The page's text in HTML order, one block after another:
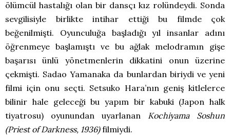
ölümcül hastalığı olan bir dansçı kız rolündeydi. Sonda
sevgilisiyle birlikte intihar ettiği bu filmde çok
beğenilmişti. Oyunculuğa başladığı yıl insanlar adını
öğrenmeye başlamıştı ve bu ağlak melodramın gişe
başarısı ünlü yönetmenlerin dikkatini onun üzerine
çekmişti. Sadao Yamanaka da bunlardan biriydi ve yeni
filmi için onu seçti. Setsuko Hara’nın geniş kitlelerce
bilinir hale geleceği bu yapım bir kabuki (Japon halk
tiyatrosu) oyunundan uyarlanan Kochiyama Soshun
(Priest of Darkness, 1936)filmiydi.